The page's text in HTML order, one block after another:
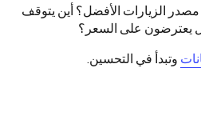
مصدر الزيارات الأفضل؟ أين يتوقف
يعترضون على السعر؟
وتبدأ في التحسين.